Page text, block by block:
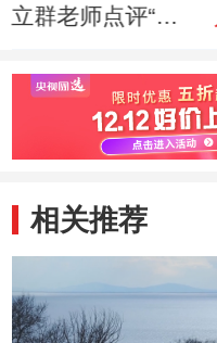
立群老师点评“此
间能得几回闻”
相关推荐